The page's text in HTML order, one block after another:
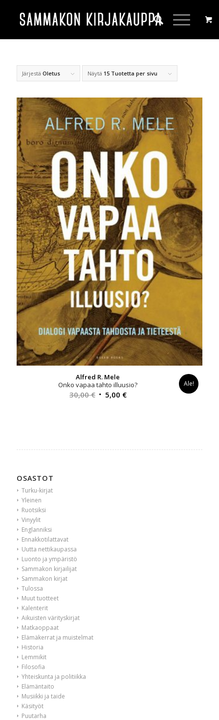
Järjestä Oletus Näytä 15 Tuotetta per sivu
Alfred R. Mele
Onko vapaa tahto illuusio?
30,00€ Alkuperäinen
5,00 €Nykyinen
Ale!
OSASTOT
Turku-kirjat
Yleinen
Ruotsiksi
Vinyylit
Englanniksi
Ennakkotilattavat
Uutta nettikaupassa
Luonto ja ympäristö
Sammakon kirjailijat
Sammakon kirjat
Tulossa
Muut tuotteet
Kalenterit
Aikuisten värityskirjat
Matkaoppaat
Elämäkerrat ja muistelmat
Historia
Lemmikit
Filosofia
Yhteiskunta ja politiikka
Elämäntaito
Musiikki ja taide
Käsityöt
Puutarha